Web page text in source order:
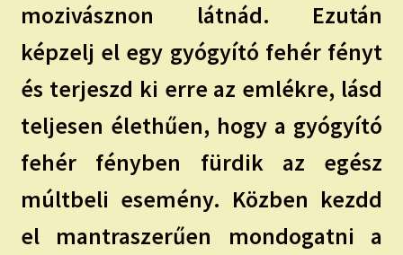
mozivásznon látnád. Ezután
képzelj el egy gyógyító fehér fényt
és terjeszd ki erre az emlékre, lásd
teljesen élethűen, hogy a gyógyító
fehér fényben fürdik az egész
múltbeli esemény. Közben kezdd
el mantraszerűen mondogatni a